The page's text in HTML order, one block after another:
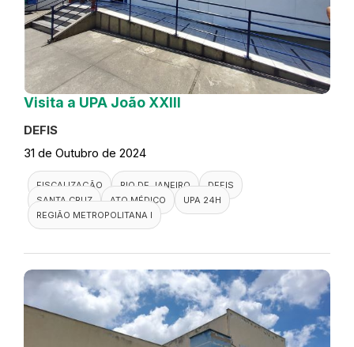
Visita a UPA João XXIII
DEFIS
31 de Outubro de 2024
FISCALIZAÇÃO RIO DE JANEIRO
DEFIS
SANTA CRUZ
ATO MÉDICO
UPA 24H
REGIÃO METROPOLITANA I